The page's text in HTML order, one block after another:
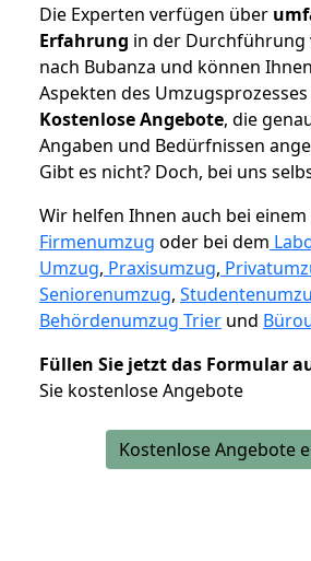
Die Experten verfügen über
Erfahrung in der Durchführung
nach Bubanza und können
Aspekten des
Kostenlose Angebote, die
Angaben und Bedürfnissen
Gibt es nicht? Doch, bei uns
Wir helfen Ihnen auch bei einem
Firmenumzug oder bei dem
Umzug, Praxisumzug,
Seniorenumzug,
Behördenumzug Trier und
Füllen Sie jetzt das Formular
Sie kostenlose Angebote
Kostenlose Angebote